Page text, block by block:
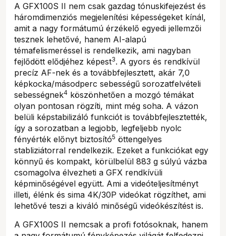
A GFX100S II nem csak gazdag tónuskifejezést és
háromdimenziós megjelenítési képességeket kínál,
amit a nagy formátumú érzékelő egyedi jellemzői
tesznek lehetővé, hanem AI-alapú
témafelismeréssel is rendelkezik, ami nagyban
fejlődött elődjéhez képest3. A gyors és rendkívül
precíz AF-nek és a továbbfejlesztett, akár 7,0
képkocka/másodperc sebességű sorozatfelvételi
sebességnek4 köszönhetően a mozgó témákat
olyan pontosan rögzíti, mint még soha. A vázon
belüli képstabilizáló funkciót is továbbfejlesztették,
így a sorozatban a legjobb, legfeljebb nyolc
fényérték előnyt biztosító5 öttengelyes
stabliziátorral rendelkezik. Ezeket a funkciókat egy
könnyű és kompakt, körülbelül 883 g súlyú vázba
csomagolva élvezheti a GFX rendkívüli
képminőségével együtt. Ami a videóteljesítményt
illeti, élénk és sima 4K/30P videókat rögzíthet, ami
lehetővé teszi a kiváló minőségű videókészítést is.
A GFX100S II nemcsak a profi fotósoknak, hanem